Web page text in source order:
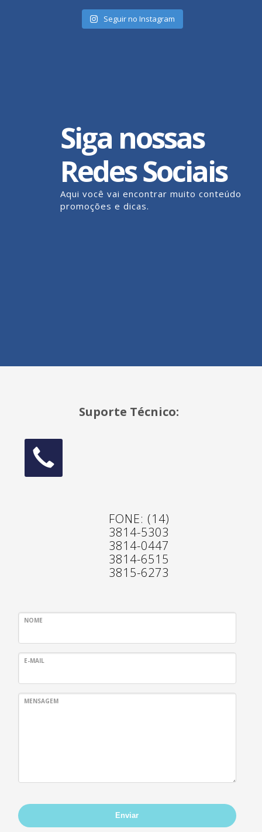
Seguir no Instagram
Siga nossas
Redes Sociais
Aqui você vai encontrar muito conteúdo
promoções e dicas.
Suporte Técnico:
FONE: (14)
3814-5303
3814-0447
3814-6515
3815-6273
NOME
E-MAIL
MENSAGEM
Enviar